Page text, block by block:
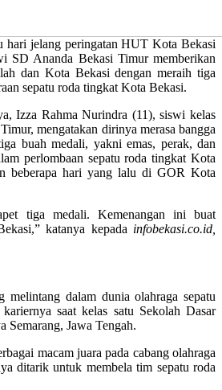
hari jelang peringatan HUT Kota Bekasi
SD Ananda Bekasi Timur memberikan
dan Kota Bekasi dengan meraih tiga
sepatu roda tingkat Kota Bekasi.
Izza Rahma Nurindra (11), siswi kelas
mengatakan dirinya merasa bangga
buah medali, yakni emas, perak, dan
perlombaan sepatu roda tingkat Kota
beberapa hari yang lalu di GOR Kota
tiga medali. Kemenangan ini buat
katanya kepada infobekasi.co.id,
melintang dalam dunia olahraga sepatu
saat kelas satu Sekolah Dasar
Jawa Tengah.
macam juara pada cabang olahraga
ditarik untuk membela tim sepatu roda